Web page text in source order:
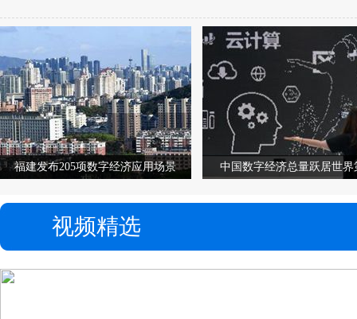
福建发布205项数字经济应用场景 中国数字经济总量跃居世界
视频精选